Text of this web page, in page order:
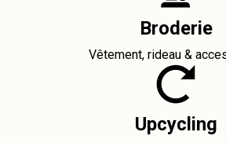
Broderie
Vêtement, rideau &
Upcycling